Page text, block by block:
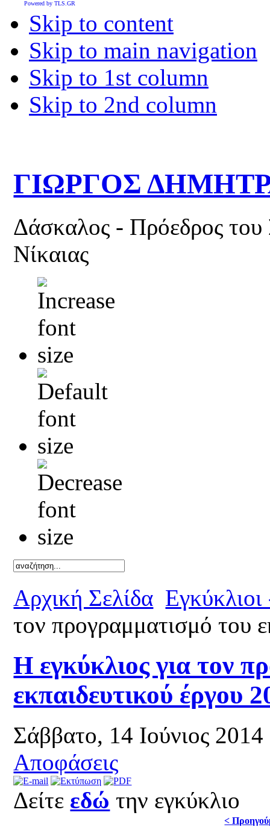
Skip to content
Skip to main navigation
Skip to 1st column
Skip to 2nd column
ΓΙΩΡΓΟΣ
Δάσκαλος - Πρόεδρος
Νίκαιας
Αρχική Σελίδα
τον προγραμματισμό του
Η εγκύκλιος για τον
εκπαιδευτικού έργου
Σάββατο, 14 Ιούνιος
Αποφάσεις
Δείτε εδώ την εγκύκλιο
<
Powered by TLS.GR